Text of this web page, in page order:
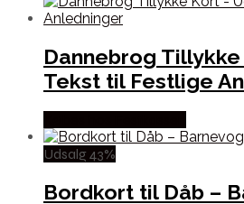
Dannebrog
Tekst til Festlige
Udsalg 43%
Bordkort til Dåb –